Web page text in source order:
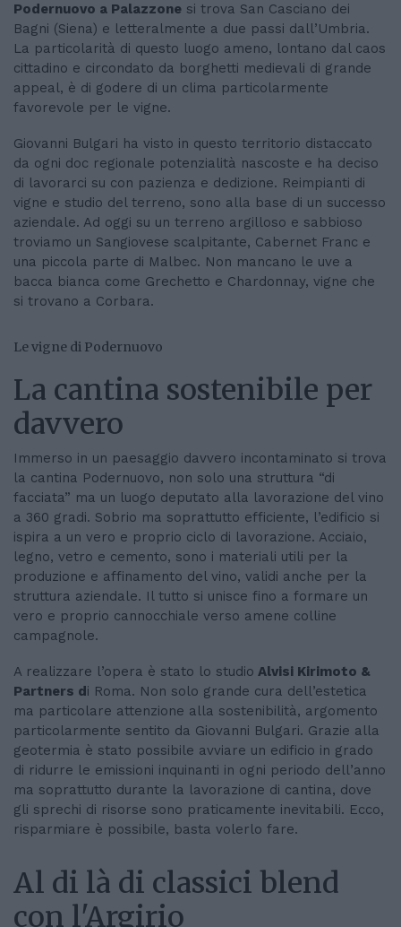
Podernuovo a Palazzone si trova San Casciano dei
Bagni (Siena) e letteralmente a due passi dall’Umbria.
La particolarità di questo luogo ameno, lontano dal caos
cittadino e circondato da borghetti medievali di grande
appeal, è di godere di un clima particolarmente
favorevole per le vigne.
Giovanni Bulgari ha visto in questo territorio distaccato
da ogni doc regionale potenzialità nascoste e ha deciso
di lavorarci su con pazienza e dedizione. Reimpianti di
vigne e studio del terreno, sono alla base di un successo
aziendale. Ad oggi su un terreno argilloso e sabbioso
troviamo un Sangiovese scalpitante, Cabernet Franc e
una piccola parte di Malbec. Non mancano le uve a
bacca bianca come Grechetto e Chardonnay, vigne che
si trovano a Corbara.
Le vigne di Podernuovo
La cantina sostenibile per
davvero
Immerso in un paesaggio davvero incontaminato si trova
la cantina Podernuovo, non solo una struttura “di
facciata” ma un luogo deputato alla lavorazione del vino
a 360 gradi. Sobrio ma soprattutto efficiente, l’edificio si
ispira a un vero e proprio ciclo di lavorazione. Acciaio,
legno, vetro e cemento, sono i materiali utili per la
produzione e affinamento del vino, validi anche per la
struttura aziendale. Il tutto si unisce fino a formare un
vero e proprio cannocchiale verso amene colline
campagnole.
A realizzare l’opera è stato lo studio Alvisi Kirimoto &
Partners di Roma. Non solo grande cura dell’estetica
ma particolare attenzione alla sostenibilità, argomento
particolarmente sentito da Giovanni Bulgari. Grazie alla
geotermia è stato possibile avviare un edificio in grado
di ridurre le emissioni inquinanti in ogni periodo dell’anno
ma soprattutto durante la lavorazione di cantina, dove
gli sprechi di risorse sono praticamente inevitabili. Ecco,
risparmiare è possibile, basta volerlo fare.
Al di là di classici blend
con l'Argirio